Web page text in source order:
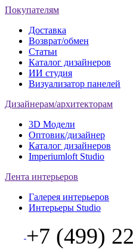
Покупателям
Доставка
Возврат/обмен
Статьи
Каталог дизайнеров
ИИ студия
Визуализатор панелей
Дизайнерам/архитекторам
3D Модели
Оптовик/дизайнер
Каталог дизайнеров
Imperiumloft Studio
Лента интерьеров
Галерея интерьеров
Интерьеры Studio
+7 (499)